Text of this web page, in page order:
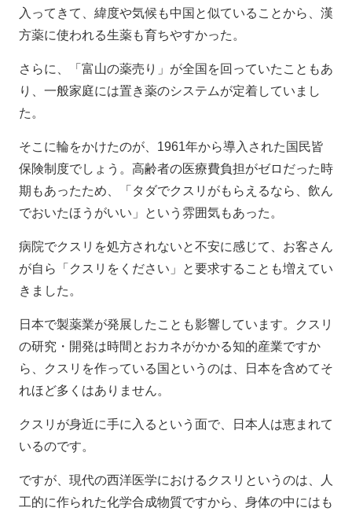
入ってきて、緯度や気候も中国と似ていることから、漢
方薬に使われる生薬も育ちやすかった。
さらに、「富山の薬売り」が全国を回っていたこともあ
り、一般家庭には置き薬のシステムが定着していまし
た。
そこに輪をかけたのが、1961年から導入された国民皆
保険制度でしょう。高齢者の医療費負担がゼロだった時
期もあったため、「タダでクスリがもらえるなら、飲ん
でおいたほうがいい」という雰囲気もあった。
病院でクスリを処方されないと不安に感じて、お客さん
が自ら「クスリをください」と要求することも増えてい
きました。
日本で製薬業が発展したことも影響しています。クスリ
の研究・開発は時間とおカネがかかる知的産業ですか
ら、クスリを作っている国というのは、日本を含めてそ
れほど多くはありません。
クスリが身近に手に入るという面で、日本人は恵まれて
いるのです。
ですが、現代の西洋医学におけるクスリというのは、人
工的に作られた化学合成物質ですから、身体の中にはも